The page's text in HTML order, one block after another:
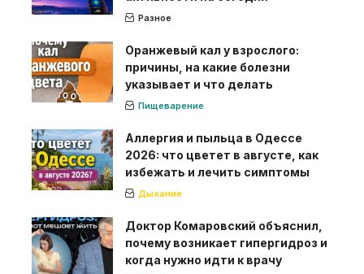
Разное
Оранжевый кал у взрослого:
причины, на какие болезни
указывает и что делать
Пищеварение
Аллергия и пыльца в Одессе
2026: что цветет в августе, как
избежать и лечить симптомы
Дыхание
Доктор Комаровский объяснил,
почему возникает гипергидроз и
когда нужно идти к врачу